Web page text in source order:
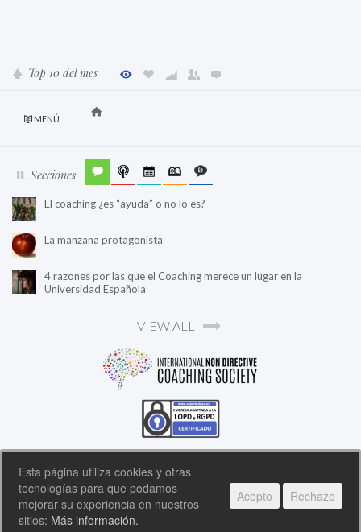
Top 10 del mes
MENÚ
Secciones
El coaching ¿es “ayuda” o no lo es?
La manzana protagonista
4 razones por las que el Coaching merece un lugar en la
Universidad Española
VIEW ALL
COPYRIGHT © 2026 INTERNATIONAL NON DIRECTIVE COACHING SOCIETY, ALL RIGHTS
RESERVED.
FONTS BYGOOGLE FONTS
Esta página utiliza cookies y otras
tecnologías para que podamos
mejorar su experiencia en nuestros
sitios: Más información.
Acepto Rechazo